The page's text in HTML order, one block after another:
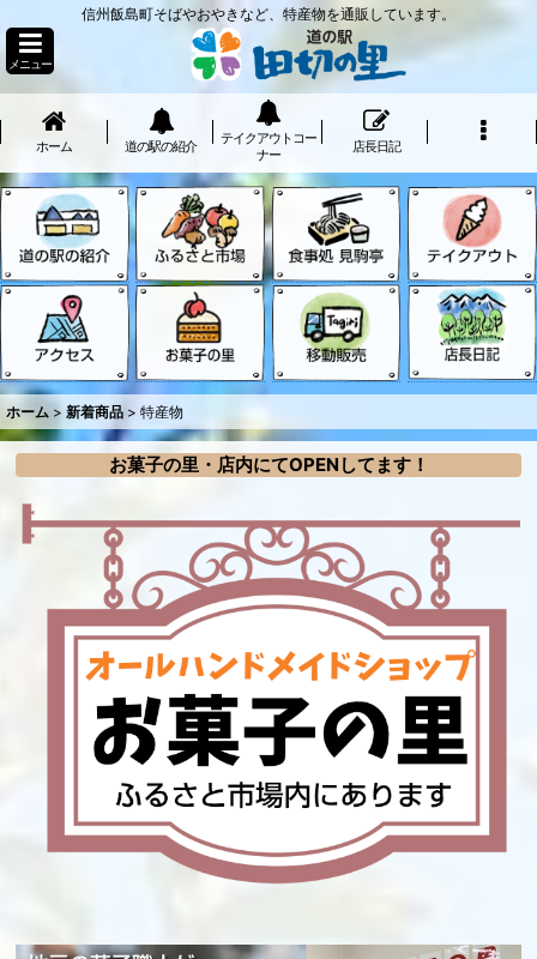
信州飯島町そばやおやきなど、特産物を通販しています。
メニュー
ホーム 道の駅の紹介
テイクアウトコー
ナー
店長日記
ホーム > 新着商品 > 特産物
お菓子の里・店内にてOPENしてます！